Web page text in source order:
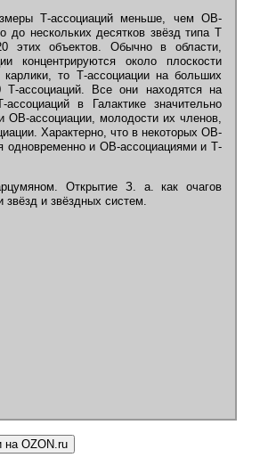
Т-ассоциаций меньше, чем ОВ-
до нескольких десятков звёзд типа Т
этих объектов. Обычно в области,
концентрируются около плоскости
то Т-ассоциации на больших
ассоциаций. Все они находятся на
в Галактике значительно
ОВ-ассоциации, молодости их членов,
Характерно, что в некоторых ОВ-
одновременно и ОВ-ассоциациями и Т-
Открытие З. а. как очагов
и звёздных систем.